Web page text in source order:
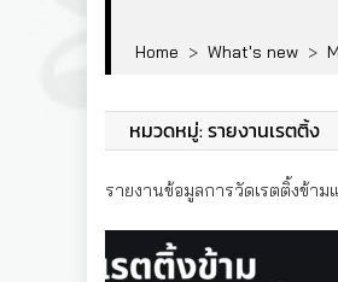
Home > What's new >
หมวดหมู่:รายงานเรตติ้ง
รายงานข้อมูลการวัดเรตติ้งข้า